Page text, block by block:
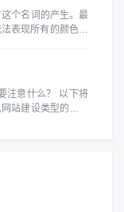
个名词的产生。最
表现所有的颜色。
站建设类型的预防